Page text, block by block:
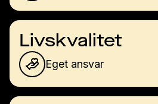
Livskvalitet
Eget ansvar